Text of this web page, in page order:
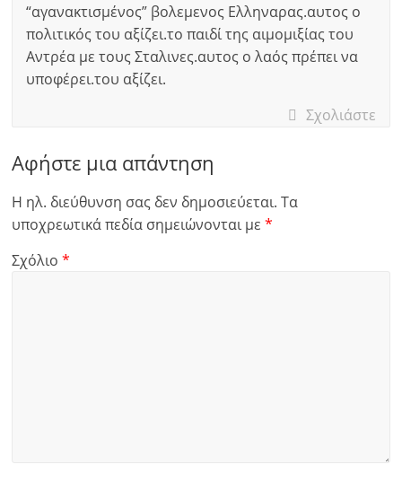
“αγανακτισμένος” βολεμενος Ελληναρας.αυτος ο
πολιτικός του αξίζει.το παιδί της αιμομιξίας του
Αντρέα με τους Σταλινες.αυτος ο λαός πρέπει να
υποφέρει.του αξίζει.
Σχολιάστε
Αφήστε μια απάντηση
Η ηλ. διεύθυνση σας δεν δημοσιεύεται. Τα
υποχρεωτικά πεδία σημειώνονται με*
Σχόλιο*